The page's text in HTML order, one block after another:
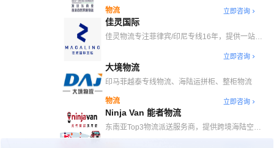
物流 立即咨询
佳灵国际
佳灵物流专注菲律宾/印尼专线16年，提供一站式
立即咨询
大境物流
印马菲越泰专线物流、海陆运拼柜、整柜物流
物流 立即咨询
Ninja Van 能者物流
东南亚Top3物流派送服务商，提供跨境海陆空干